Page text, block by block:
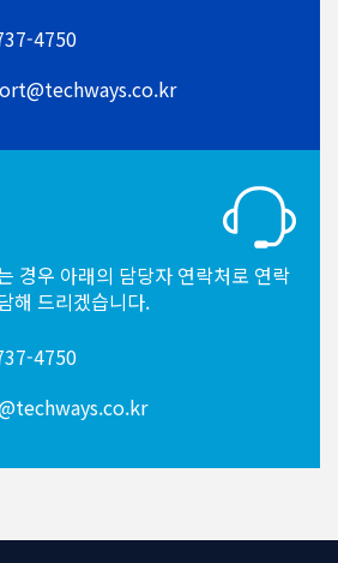
4750
경우 아래의 담당자 연락처로 연락
해 드리겠습니다.
4750